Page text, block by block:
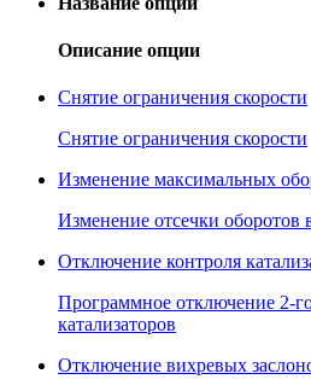
Описание опции
Снятие ограничения скорости
Снятие ограничения скорости
Изменение максимальных
Изменение отсечки оборотов
Отключение контроля
Программное отключение 2-
катализаторов
Отключение вихревых